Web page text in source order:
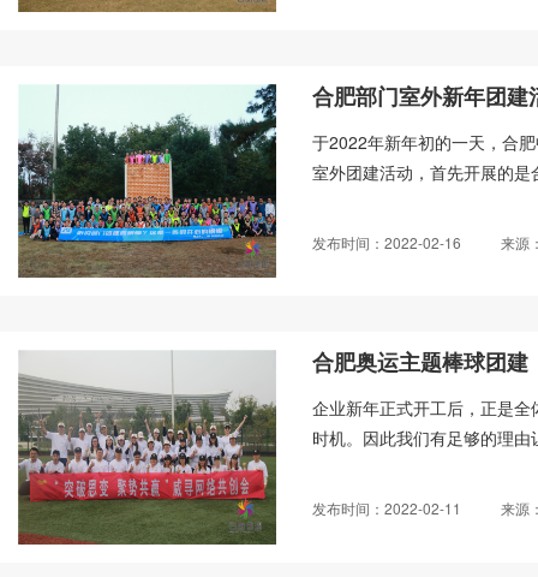
合肥部门室外新年团建
于2022年新年初的一天，合
室外团建活动，首先开展的
发布时间：2022-02-16 来源
合肥奥运主题棒球团建
企业新年正式开工后，正是
时机。因此我们有足够的理
发布时间：2022-02-11 来源